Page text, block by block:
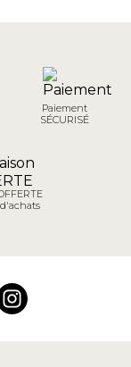
Paiement
SÉCURISÉ